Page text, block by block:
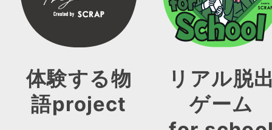
体験する物
語project
リアル脱
ゲーム